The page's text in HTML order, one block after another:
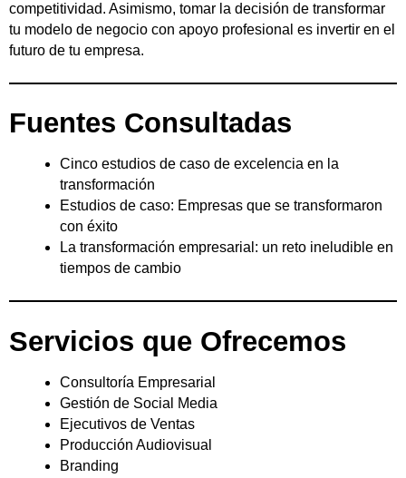
competitividad. Asimismo, tomar la decisión de transformar
tu modelo de negocio con apoyo profesional es invertir en el
futuro de tu empresa.
Fuentes Consultadas
Cinco estudios de caso de excelencia en la
transformación
Estudios de caso: Empresas que se transformaron
con éxito
La transformación empresarial: un reto ineludible en
tiempos de cambio
Servicios que Ofrecemos
Consultoría Empresarial
Gestión de Social Media
Ejecutivos de Ventas
Producción Audiovisual
Branding